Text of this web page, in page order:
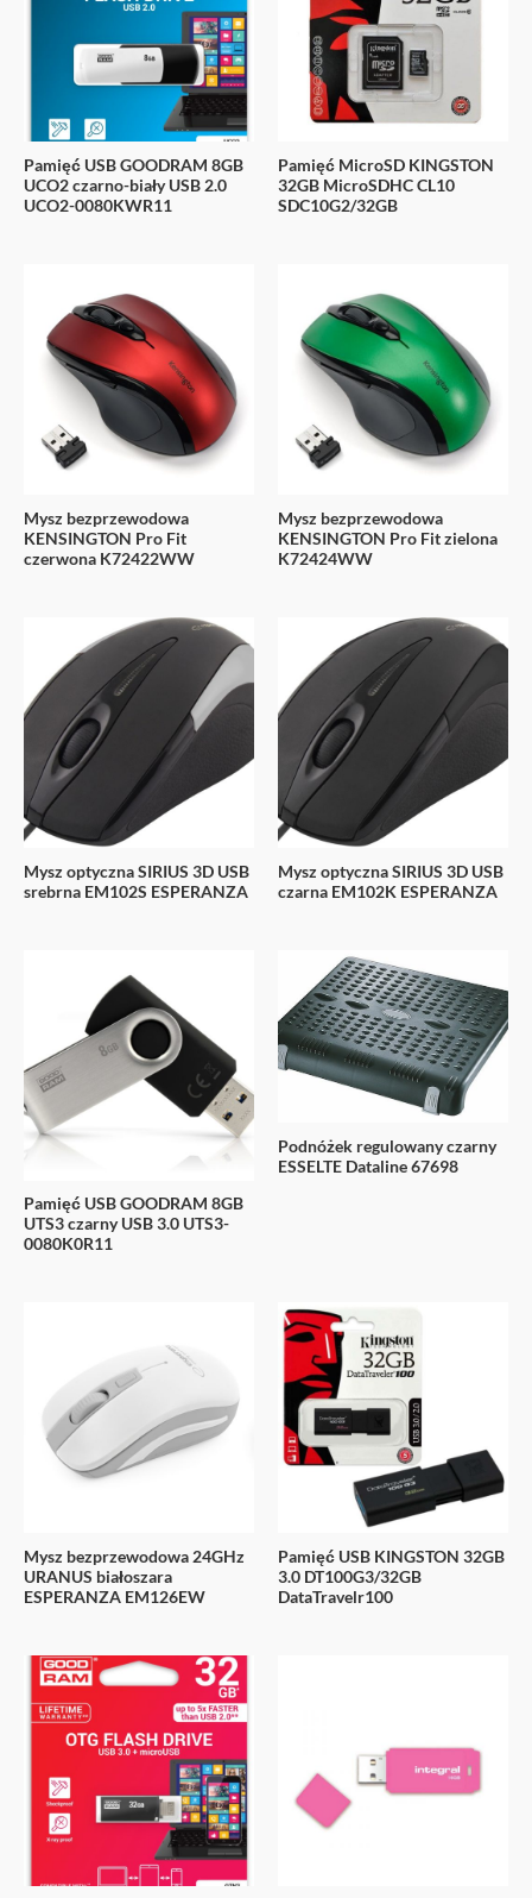
Pamięć USB GOODRAM 8GB
UCO2 czarno-biały USB 2.0
UCO2-0080KWR11
Pamięć MicroSD KINGSTON
32GB MicroSDHC CL10
SDC10G2/32GB
Mysz bezprzewodowa
KENSINGTON Pro Fit
czerwona K72422WW
Mysz bezprzewodowa
KENSINGTON Pro Fit zielona
K72424WW
Mysz optyczna SIRIUS 3D USB
srebrna EM102S ESPERANZA
Mysz optyczna SIRIUS 3D USB
czarna EM102K ESPERANZA
Pamięć USB GOODRAM 8GB
UTS3 czarny USB 3.0 UTS3-
0080K0R11
Podnóżek regulowany czarny
ESSELTE Dataline 67698
Mysz bezprzewodowa 24GHz
URANUS białoszara
ESPERANZA EM126EW
Pamięć USB KINGSTON 32GB
3.0 DT100G3/32GB
DataTravelr100